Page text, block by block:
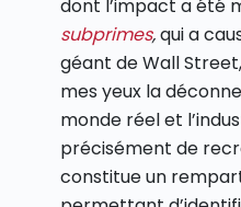
dont l’impact a été
subprimes,qui a
géant de Wall Street,
mes yeux la
monde réel et
précisément de
constitue un